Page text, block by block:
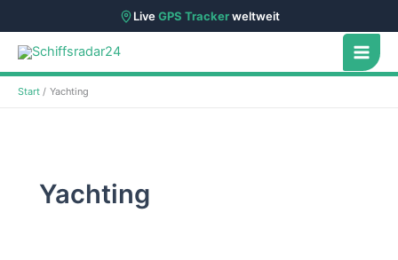
LiveGPS Trackerweltweit
Zum
Inhalt
springen
Start Yachting
Yachting